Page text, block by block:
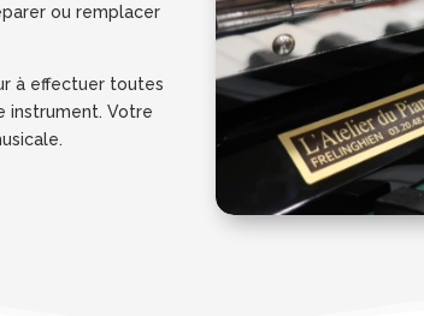
ou remplacer
à effectuer toutes
instrument. Votre